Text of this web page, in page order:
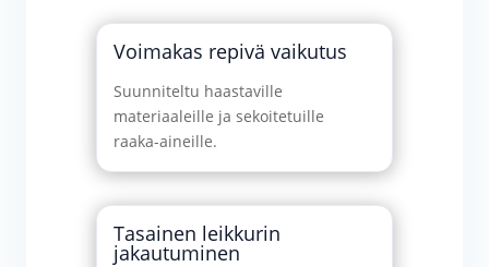
Voimakas repivä vaikutus
Suunniteltu haastaville
materiaaleille ja sekoitetuille
raaka-aineille.
Tasainen leikkurin
jakautuminen